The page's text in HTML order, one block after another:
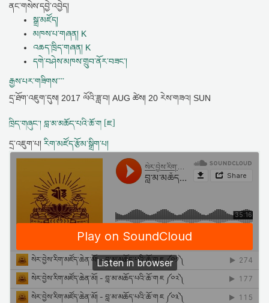
ནང་གསེས་དབྱེ་འབྱེད།
སྒྲ་མཛོད།
མཁས་པ་གཞན། K
འཆད་ཁྲིད་གཞན། K
དགེ་བཤེས་མཁས་གྲུབ་ནོར་བཟང་།
རྒྱས་པར་གཟིགས་་་་
དྲ་ཐོག་འཇུག་དུས། 2017 ལོའི་ཟླ་བ། AUG ཚེས། 20 རེས་གཟའ། SUN
ཁྲིད་གཞུང་། བླ་མ་མཆོད་པའི་ཆོ་ག [ཇ]
དྲ་འཇུག་པ། རིག་མཛོད་རྩོམ་སྒྲིག་པ།